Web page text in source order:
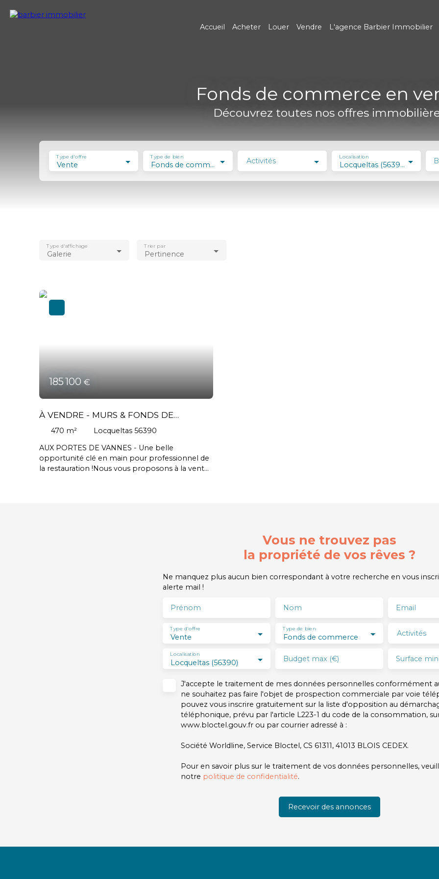
Accueil Acheter Louer Vendre L'agence Barbier Immobilier
Fonds de commerce en
Découvrez toutes nos offres
Vente
Type d'offre
Fonds de commerce
Type de bien Activités Locqueltas (56390)
Localisation
Galerie
Type d'affichage
Pertinence
Trier par
185 100€
À VENDRE - MURS & FONDS DE
COMMERCE CRÊPERIE / BAR /
470 m²
Locqueltas 56390
AUX PORTES DE VANNES - Une belle
opportunité clé en main pour professionnel de
la restauration !Nous vous proposons à la vente
TTC) // Prix de vente des Murs commerciaux :
480 000 € - Honoraires agence charge
locale et touristique fidèle. Un outil de travail
d’informations ou pour organiser une visite,
Vous ne trouvez pas
la propriété de vos rêves ?
Ne manquez plus aucun bien correspondant à votre recherche en vous
alerte mail !
Prénom Nom Email
Vente
Type d'offre
Fonds de commerce
Type de bien Activités
Locqueltas (56390)
Localisation Budget max (€) Surface min
J'accepte le traitement de mes données personnelles conformément
ne souhaitez pas faire l'objet de prospection commerciale par voie
pouvez vous inscrire gratuitement sur la liste d'opposition au
téléphonique, prévu par l'article L223-1 du code de la consommation,
www.bloctel.gouv.fr ou par courrier adressé à :
Société Worldline, Service Bloctel, CS 61311, 41013 BLOIS CEDEX.
Pour en savoir plus sur le traitement de vos données personnelles,
notre politique de confidentialité.
Recevoir des annonces